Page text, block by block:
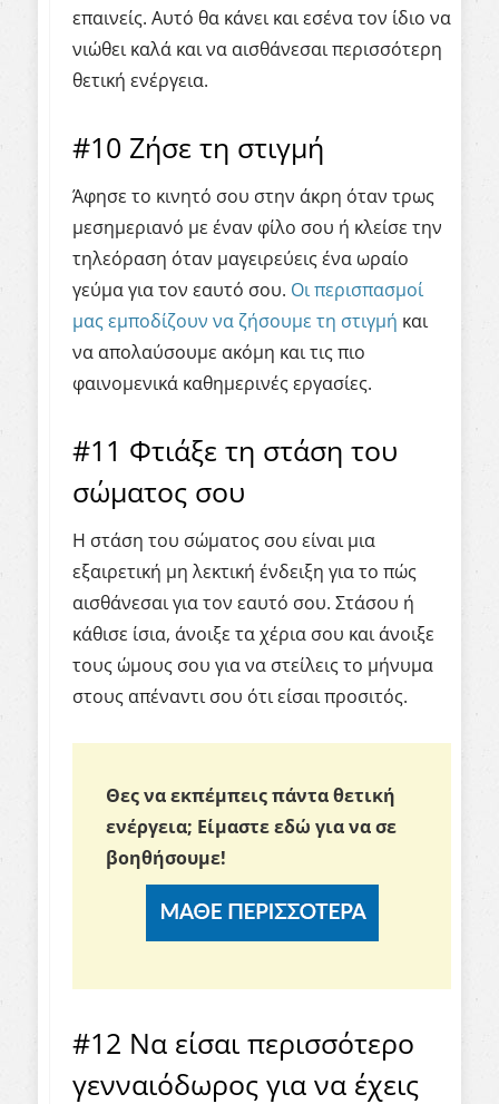
επαινείς. Αυτό θα κάνει και εσένα τον ίδιο να
νιώθει καλά και να αισθάνεσαι περισσότερη
θετική ενέργεια.
#10 Ζήσε τη στιγμή
Άφησε το κινητό σου στην άκρη όταν τρως
μεσημεριανό με έναν φίλο σου ή κλείσε την
τηλεόραση όταν μαγειρεύεις ένα ωραίο
γεύμα για τον εαυτό σου. Οι περισπασμοί
μας εμποδίζουν να ζήσουμε τη στιγμή και
να απολαύσουμε ακόμη και τις πιο
φαινομενικά καθημερινές εργασίες.
#11 Φτιάξε τη στάση του
σώματος σου
Η στάση του σώματος σου είναι μια
εξαιρετική μη λεκτική ένδειξη για το πώς
αισθάνεσαι για τον εαυτό σου. Στάσου ή
κάθισε ίσια, άνοιξε τα χέρια σου και άνοιξε
τους ώμους σου για να στείλεις το μήνυμα
στους απέναντι σου ότι είσαι προσιτός.
Θες να εκπέμπεις πάντα θετική
ενέργεια; Είμαστε εδώ για να σε
βοηθήσουμε!
#12 Να είσαι περισσότερο
γενναιόδωρος για να έχεις